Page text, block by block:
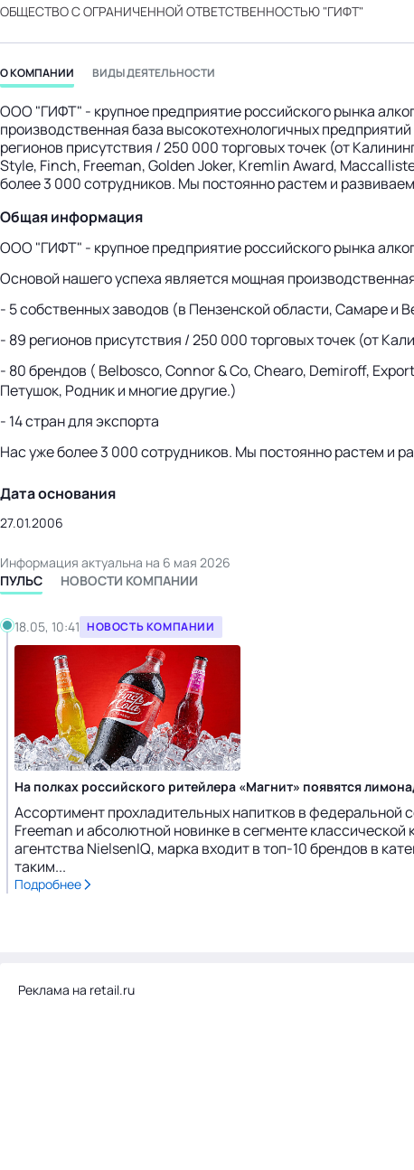
бизнес-центр
ОБЩЕСТВО С ОГРАНИЧЕННОЙ ОТВЕТСТВЕННОСТЬЮ "ГИФТ"
О КОМПАНИИ ВИДЫ ДЕЯТЕЛЬНОСТИ
ООО "ГИФТ" - крупное предприятие российского рынка
производственная база высокотехнологичных
регионов присутствия / 250 000 торговых точек (от
Style, Finch, Freeman, Golden Joker, Kremlin Award,
более 3 000 сотрудников. Мы постоянно растем и
Общая информация
ООО "ГИФТ" - крупное предприятие российского рынка
Основой нашего успеха является мощная
- 5 собственных заводов (в Пензенской области, Самаре и
- 89 регионов присутствия / 250 000 торговых точек (от
- 80 брендов ( Belbosco, Connor & Co, Chearo, Demiroff,
Петушок, Родник и многие другие.)
- 14 стран для экспорта
Нас уже более 3 000 сотрудников. Мы постоянно растем и
Дата основания
27.01.2006
Информация актуальна на 6 мая 2026
ПУЛЬС
НОВОСТИ КОМПАНИИ
18.05, 10:41 НОВОСТЬ КОМПАНИИ
На полках российского ритейлера «Магнит» появятся
Ассортимент прохладительных напитков в федеральной
Freeman и абсолютной новинке в сегменте
агентства NielsenIQ, марка входит в топ-10 брендов в
таким...
Подробнее
Реклама на retail.ru